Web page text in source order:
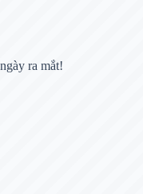
ra mắt!